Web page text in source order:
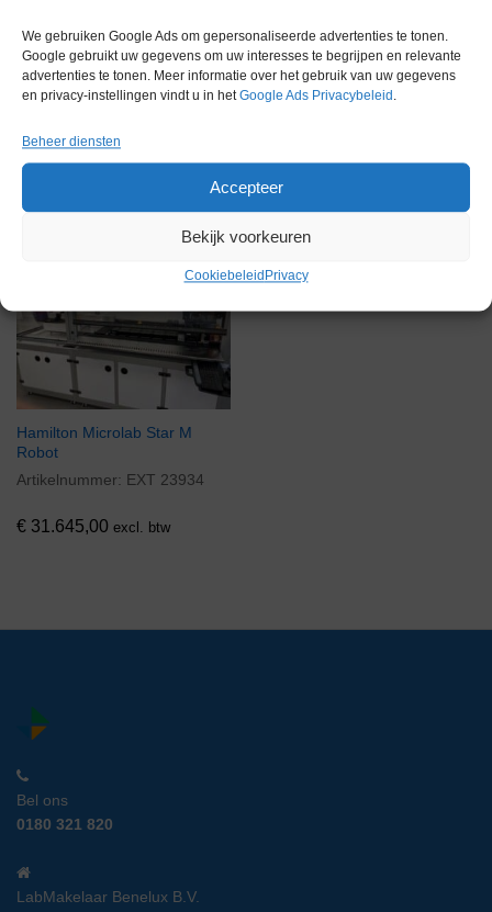
We gebruiken Google Ads om gepersonaliseerde advertenties te tonen.
Google gebruikt uw gegevens om uw interesses te begrijpen en relevante
advertenties te tonen. Meer informatie over het gebruik van uw gegevens
en privacy-instellingen vindt u in hetGoogle Ads Privacybeleid .
Beheer diensten
Accepteer
Bekijk voorkeuren
Cookiebeleid Privacy
Gerelateerde producten
Hamilton Microlab Star M
Robot
Artikelnummer: EXT 23934
€ 31.645,00 excl. btw
Bel ons
0180 321 820
LabMakelaar Benelux B.V.